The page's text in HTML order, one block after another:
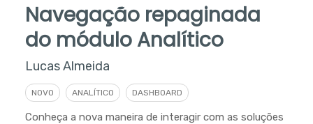
Navegação repaginada
do módulo Analítico
Lucas Almeida
NOVO ANALÍTICO DASHBOARD
Conheça a nova maneira de interagir com as soluções